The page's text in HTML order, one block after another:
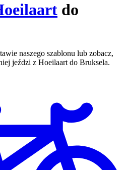
do
naszego szablonu lub zobacz,
jeździ z Hoeilaart do Bruksela.